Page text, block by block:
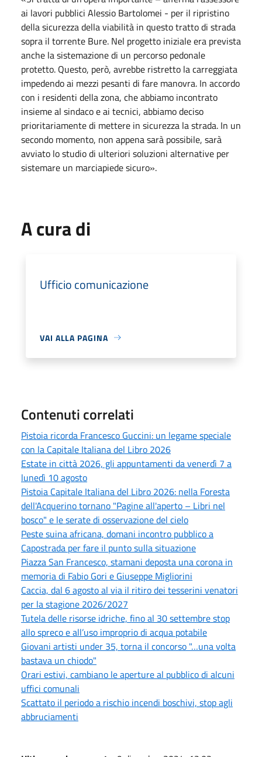
ai lavori pubblici Alessio Bartolomei - per il ripristino
della sicurezza della viabilità in questo tratto di strada
sopra il torrente Bure. Nel progetto iniziale era prevista
anche la sistemazione di un percorso pedonale
protetto. Questo, però, avrebbe ristretto la carreggiata
impedendo ai mezzi pesanti di fare manovra. In accordo
con i residenti della zona, che abbiamo incontrato
insieme al sindaco e ai tecnici, abbiamo deciso
prioritariamente di mettere in sicurezza la strada. In un
secondo momento, non appena sarà possibile, sarà
avviato lo studio di ulteriori soluzioni alternative per
sistemare un marciapiede sicuro».
A cura di
Ufficio comunicazione
VAI ALLA PAGINA
Contenuti correlati
Pistoia ricorda Francesco Guccini: un legame speciale
con la Capitale Italiana del Libro 2026
Estate in città 2026, gli appuntamenti da venerdì 7 a
lunedì 10 agosto
Pistoia Capitale Italiana del Libro 2026: nella Foresta
dell'Acquerino tornano "Pagine all'aperto – Libri nel
bosco" e le serate di osservazione del cielo
Peste suina africana, domani incontro pubblico a
Capostrada per fare il punto sulla situazione
Piazza San Francesco, stamani deposta una corona in
memoria di Fabio Gori e Giuseppe Migliorini
Caccia, dal 6 agosto al via il ritiro dei tesserini venatori
per la stagione 2026/2027
Tutela delle risorse idriche, fino al 30 settembre stop
allo spreco e all’uso improprio di acqua potabile
Giovani artisti under 35, torna il concorso "…una volta
bastava un chiodo"
Orari estivi, cambiano le aperture al pubblico di alcuni
uffici comunali
Scattato il periodo a rischio incendi boschivi, stop agli
abbruciamenti